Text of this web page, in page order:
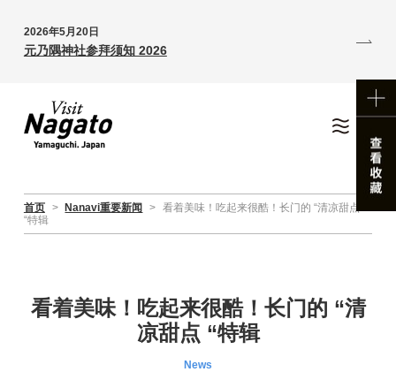
2026年5月20日
元乃隅神社参拜须知 2026
首页 > Nanavi重要新闻 > 看着美味！吃起来很酷！长门的 “清凉甜点
“特辑
看着美味！吃起来很酷！长门的 “清
凉甜点 “特辑
News